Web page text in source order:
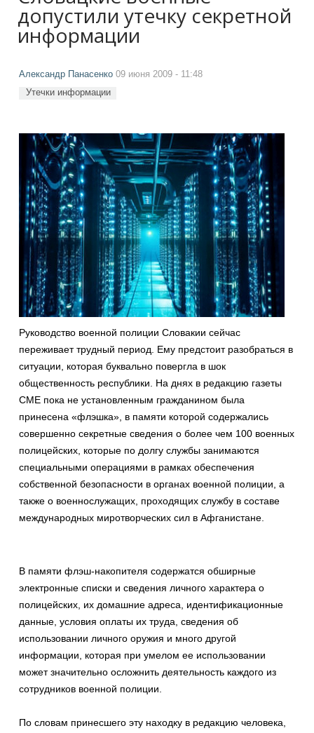
допустили утечку секретной
информации
Александр Панасенко 09 июня 2009 - 11:48
Утечки информации
Руководство военной полиции Словакии сейчас
переживает трудный период. Ему предстоит разобраться в
ситуации, которая буквально повергла в шок
общественность республики. На днях в редакцию газеты
СМЕ пока не установленным гражданином была
принесена «флэшка», в памяти которой содержались
совершенно секретные сведения о более чем 100 военных
полицейских, которые по долгу службы занимаются
специальными операциями в рамках обеспечения
собственной безопасности в органах военной полиции, а
также о военнослужащих, проходящих службу в составе
международных миротворческих сил в Афганистане.
В памяти флэш-накопителя содержатся обширные
электронные списки и сведения личного характера о
полицейских, их домашние адреса, идентификационные
данные, условия оплаты их труда, сведения об
использовании личного оружия и много другой
информации, которая при умелом ее использовании
может значительно осложнить деятельность каждого из
сотрудников военной полиции.
По словам принесшего эту находку в редакцию человека,